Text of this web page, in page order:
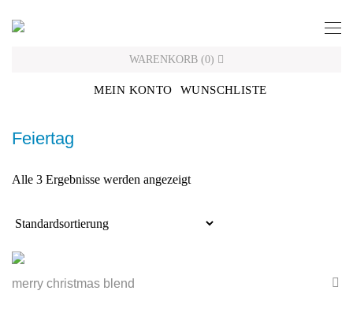
WARENKORB (0)
MEIN KONTO WUNSCHLISTE
Feiertag
Alle 3 Ergebnisse werden angezeigt
merry christmas blend